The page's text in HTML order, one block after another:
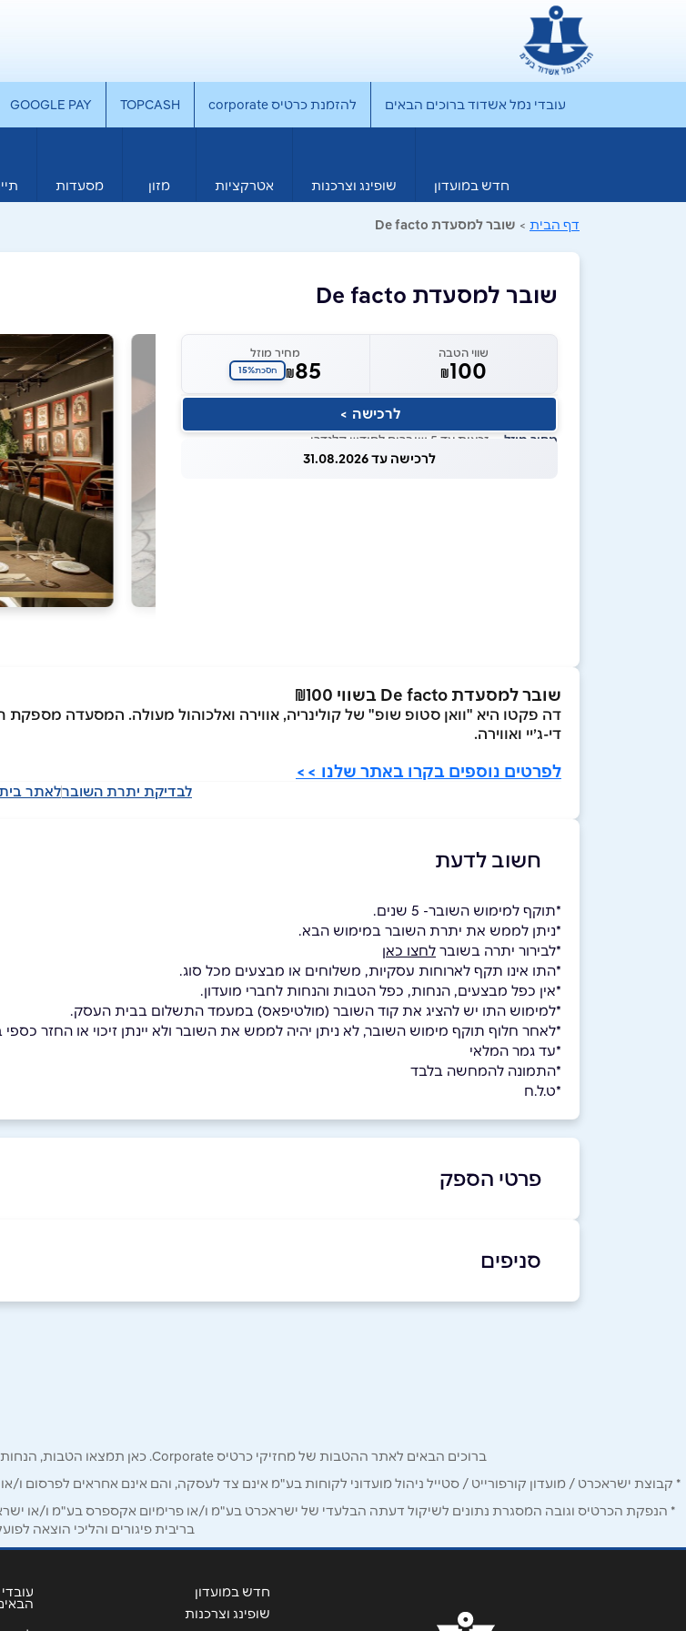
עובדי נמל אשדוד ברוכים הבאים להזמנת כרטיס corporate TOPCASH
GOOGLE PAY
חדש במועדון שופינג וצרכנות אטרקציות מזון מסעדות
דף הבית > שובר למסעדת De facto
שובר למסעדת De facto
שווי הטבה
₪100
מחיר מוזל
₪85 חסכת15%
לרכישה >
מחיר מוזל — זכאות עד 5 שוברים לחודש קלנדרי
לרכישה עד 31.08.2026
שובר למסעדת De facto בשווי ₪100
דה פקטו היא "וואן סטופ שופ" של קולינריה, אווירה ואלכוהול מעולה. המסעדה מספקת
די-ג׳יי ואווירה.
לפרטים נוספים בקרו באתר שלנו >>
לבדיקת יתרת השוברלאתר
חשוב לדעת
*תוקף למימוש השובר- 5 שנים.
*ניתן לממש את יתרת השובר במימוש הבא.
*לבירור יתרה בשובר לחצו כאן
*התו אינו תקף לארוחות עסקיות, משלוחים או מבצעים מכל סוג.
*אין כפל מבצעים, הנחות, כפל הטבות והנחות לחברי מועדון.
*למימוש התו יש להציג את קוד השובר (מולטיפאס) במעמד התשלום בבית העסק.
*לאחר חלוף תוקף מימוש השובר, לא ניתן יהיה לממש את השובר ולא יינתן זיכוי או החזר כספי
*עד גמר המלאי
*התמונה להמחשה בלבד
*ט.ל.ח
פרטי הספק
באתר
נושא*
אנא חזרו אלי בקשר ל...
הודעה*
סניפים
תל אביב
ברוכים הבאים לאתר ההטבות של מחזיקי כרטיס Corporate. כאן תמצאו הטבות, הנחות ומבצעים אטרקטיביים אך ורק לכם מחזיקי כרטיס קורפורייט!
* קבוצת ישראכרט / מועדון קורפורייט / סטייל ניהול מועדוני לקוחות בע"מ אינם צד לעסקה, והם אינם אחראים לפרסום
* הנפקת הכרטיס וגובה המסגרת נתונים לשיקול דעתה הבלעדי של ישראכרט בע"מ ו/או פרימיום אקספרס בע"מ ו/או
בריבית פיגורים והליכי הוצאה
חדש במועדון
שופינג וצרכנות